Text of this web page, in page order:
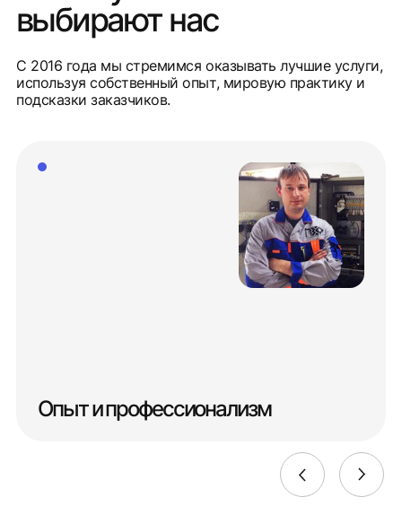
выбирают нас
С 2016 года мы стремимся оказывать лучшие услуги,
используя собственный опыт, мировую практику и
подсказки заказчиков.
Опыт и профессионализм